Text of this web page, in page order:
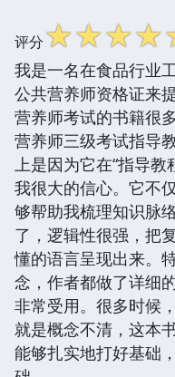
评分☆☆☆☆
我是一名在食品行业
公共营养师资格证来
营养师考试的书籍很
营养师三级考试指导
上是因为它在“指导教
我很大的信心。它不
够帮助我梳理知识脉
了，逻辑性很强，把
懂的语言呈现出来。
念，作者都做了详细
非常受用。很多时候
就是概念不清，这本
能够扎实地打好基础